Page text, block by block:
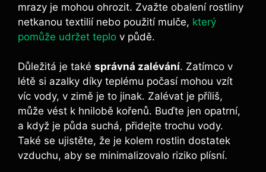
mrazy je mohou ⁣ohrozit. Zvažte obalení ⁣rostliny
netkanou‌ textilií nebo použití mulče,⁣ který
pomůže udržet teplo v půdě.
Důležitá ​je také správná zalévání. Zatímco v
létě si azalky⁣ díky‍ teplému‍ počasí mohou⁤ vzít
víc ‌vody, v zimě je to jinak. Zalévat ⁢je příliš,
může vést ​k hnilobě kořenů. Buďte jen opatrní,
‍a když je půda suchá, ​přidejte trochu vody.
Také se ujistěte, že​ je kolem rostlin dostatek
vzduchu, aby se minimalizovalo riziko ​plísní.